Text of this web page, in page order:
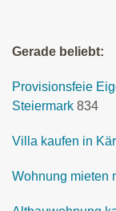
Gerade beliebt:
Provisionsfeie
Steiermark 834
Villa kaufen in
Wohnung mieten